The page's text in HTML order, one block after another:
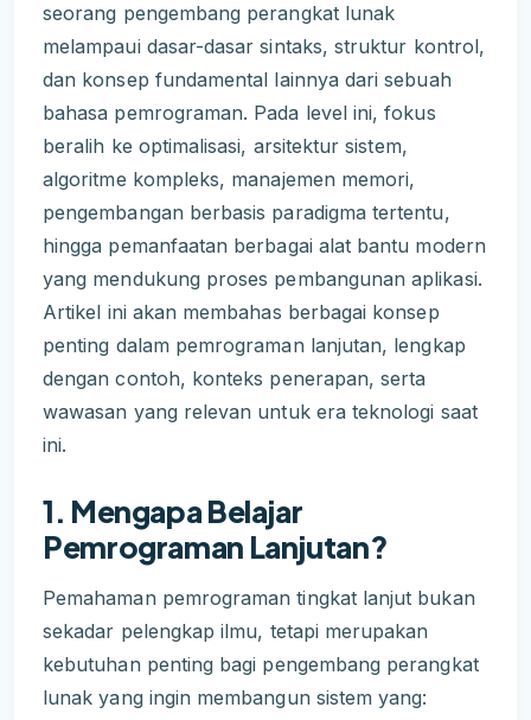
seorang pengembang perangkat lunak
melampaui dasar-dasar sintaks, struktur kontrol,
dan konsep fundamental lainnya dari sebuah
bahasa pemrograman. Pada level ini, fokus
beralih ke optimalisasi, arsitektur sistem,
algoritme kompleks, manajemen memori,
pengembangan berbasis paradigma tertentu,
hingga pemanfaatan berbagai alat bantu modern
yang mendukung proses pembangunan aplikasi.
Artikel ini akan membahas berbagai konsep
penting dalam pemrograman lanjutan, lengkap
dengan contoh, konteks penerapan, serta
wawasan yang relevan untuk era teknologi saat
ini.
1. Mengapa Belajar
Pemrograman Lanjutan?
Pemahaman pemrograman tingkat lanjut bukan
sekadar pelengkap ilmu, tetapi merupakan
kebutuhan penting bagi pengembang perangkat
lunak yang ingin membangun sistem yang: